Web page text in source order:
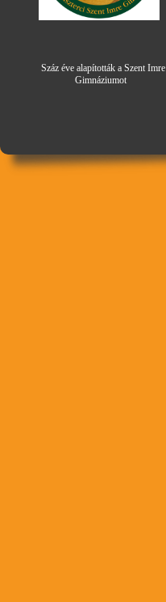
Száz éve alapították a Szent Imre
Gimnáziumot